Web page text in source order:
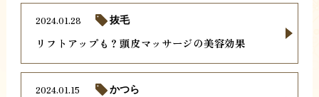
リフトアップも？頭皮マッサージの美容効果
2024.01.28 抜毛
2024.01.15 かつら